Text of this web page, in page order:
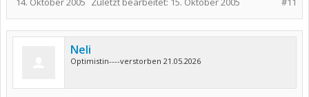
Neli
Optimistin----verstorben 21.05.2026